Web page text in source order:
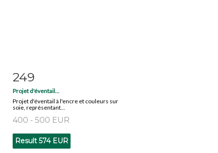
Item detail
249
Projet d'éventail...
Projet d'éventail à l'encre et couleurs sur
soie, représentant...
400 - 500 EUR
Result 574 EUR